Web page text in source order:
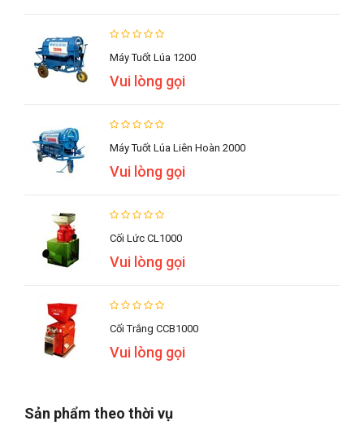
Máy Tuốt Lúa 1200
Vui lòng gọi
Máy Tuốt Lúa Liên Hoàn 2000
Vui lòng gọi
Cối Lức CL1000
Vui lòng gọi
Cối Trắng CCB1000
Vui lòng gọi
Sản phẩm theo thời vụ